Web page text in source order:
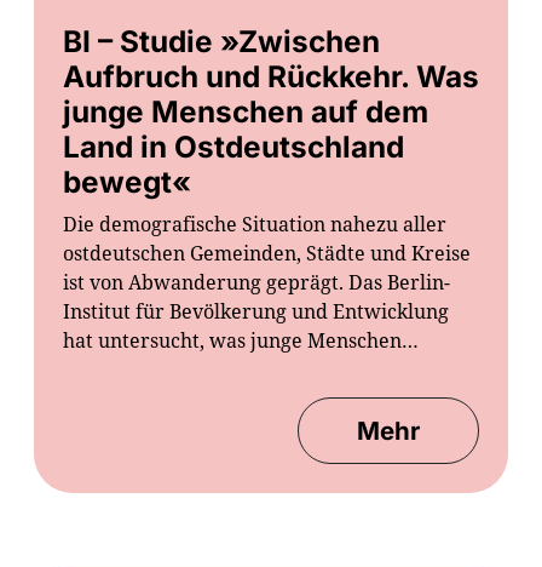
BI – Studie »Zwischen
Aufbruch und Rückkehr. Was
junge Menschen auf dem
Land in Ostdeutschland
bewegt«
Die demografische Situation nahezu aller
ostdeutschen Gemeinden, Städte und Kreise
ist von Abwanderung geprägt. Das Berlin-
Institut für Bevölkerung und Entwicklung
hat untersucht, was junge Menschen…
Mehr